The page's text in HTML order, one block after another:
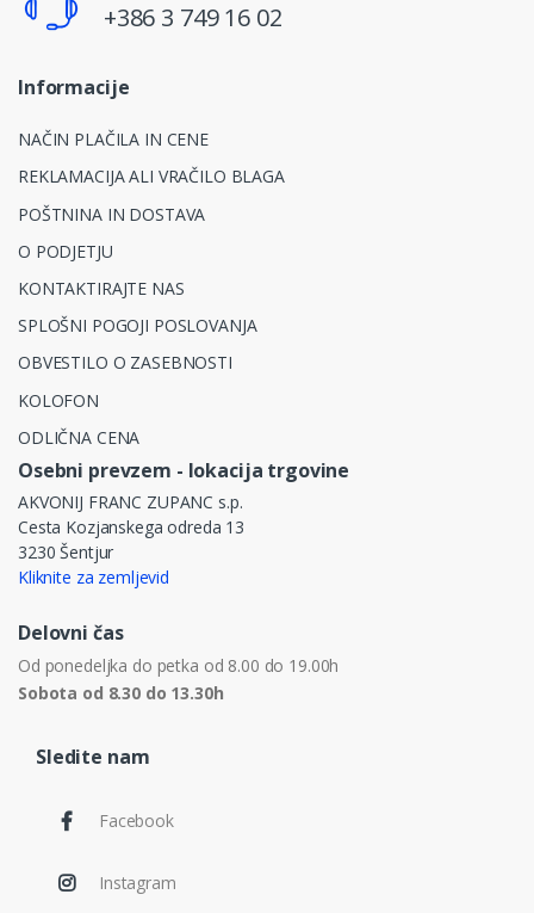
+386 3 749 16 02
Informacije
NAČIN PLAČILA IN CENE
REKLAMACIJA ALI VRAČILO BLAGA
POŠTNINA IN DOSTAVA
O PODJETJU
KONTAKTIRAJTE NAS
SPLOŠNI POGOJI POSLOVANJA
OBVESTILO O ZASEBNOSTI
KOLOFON
ODLIČNA CENA
Osebni prevzem - lokacija trgovine
AKVONIJ FRANC ZUPANC s.p.
Cesta Kozjanskega odreda 13
3230 Šentjur
Kliknite za zemljevid
Delovni čas
Od ponedeljka do petka od 8.00 do 19.00h
Sobota od 8.30 do 13.30h
Sledite nam
Facebook
Instagram